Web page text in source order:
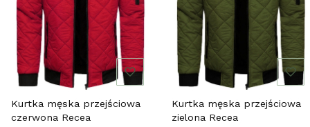
Kurtka męska przejściowa
czerwona Recea
Kurtka męska przejściowa
zielona Recea